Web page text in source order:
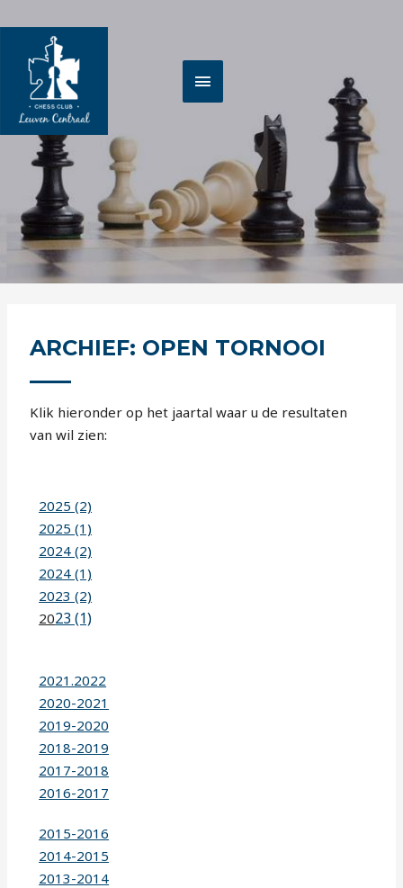
naar
inhoud
ARCHIEF: OPEN TORNOOI
Klik hieronder op het jaartal waar u de resultaten
van wil zien:
2025 (2)
2025 (1)
2024 (2)
2024 (1)
2023 (2)
2023 (1)
2021.2022
2020-2021
2019-2020
2018-2019
2017-2018
2016-2017
2015-2016
2014-2015
2013-2014